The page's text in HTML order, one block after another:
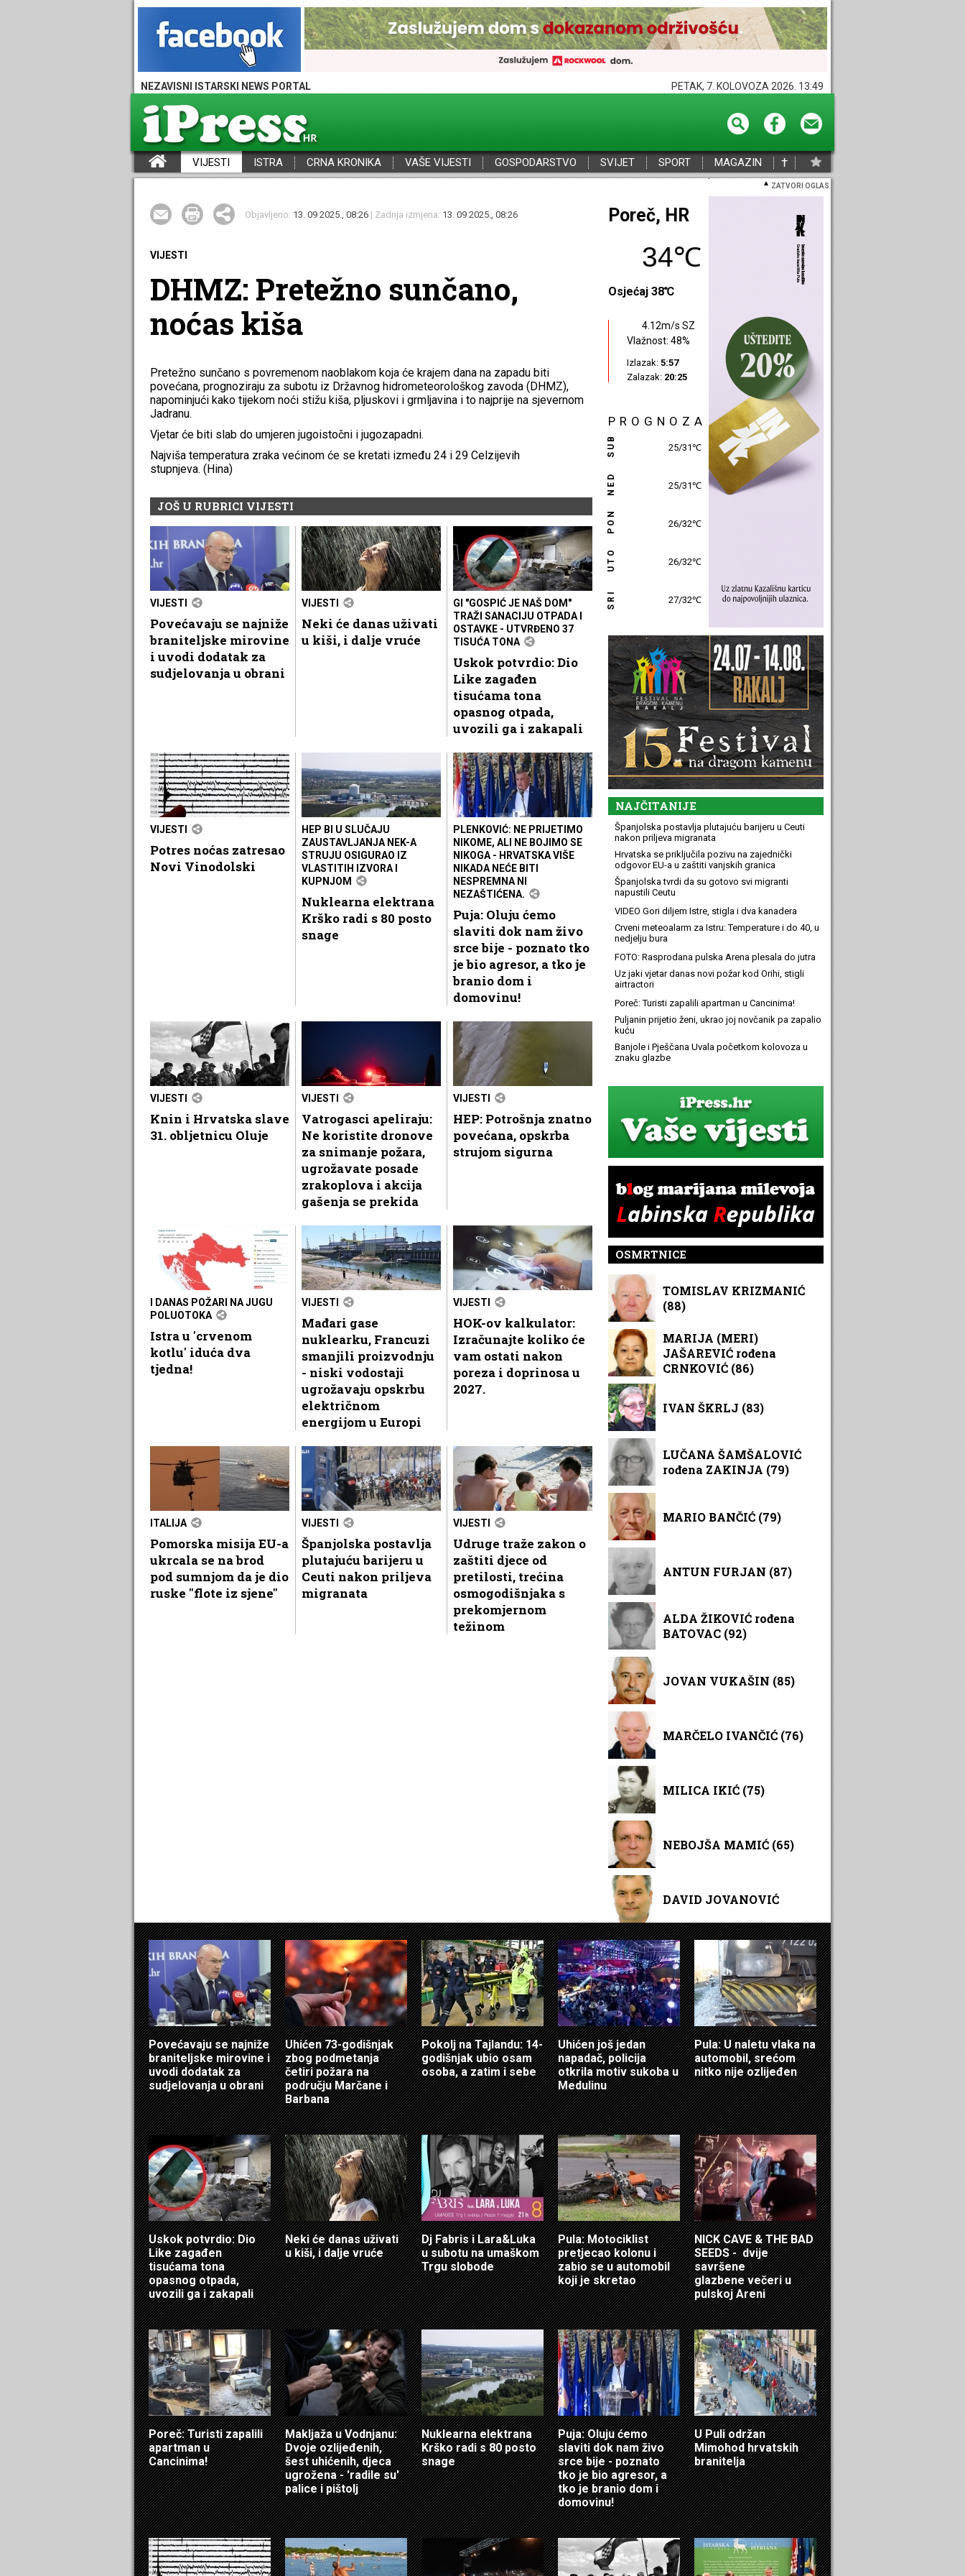
NEZAVISNI ISTARSKI NEWS PORTAL PETAK, 7. KOLOVOZA 2026. 13:49
VIJESTI ISTRA CRNA KRONIKA VAŠE VIJESTI GOSPODARSTVO SVIJET SPORT MAGAZIN †
ZATVORI OGLAS
Objavljeno: 13. 09 2025., 08:26 | Zadnja izmjena: 13. 09 2025., 08:26
VIJESTI
DHMZ: Pretežno sunčano,
noćas kiša
Pretežno sunčano s povremenom naoblakom koja će krajem dana na zapadu biti
povećana, prognoziraju za subotu iz Državnog hidrometeorološkog zavoda (DHMZ),
napominjući kako tijekom noći stižu kiša, pljuskovi i grmljavina i to najprije na sjevernom
Jadranu.
Vjetar će biti slab do umjeren jugoistočni i jugozapadni.
Najviša temperatura zraka većinom će se kretati između 24 i 29 Celzijevih
stupnjeva. (Hina)
JOŠ U RUBRICI VIJESTI
VIJESTI
Povećavaju se najniže
braniteljske mirovine
i uvodi dodatak za
sudjelovanja u obrani
VIJESTI
Neki će danas uživati
u kiši, i dalje vruće
GI "GOSPIĆ JE NAŠ DOM"
TRAŽI SANACIJU OTPADA I
OSTAVKE - UTVRĐENO 37
TISUĆA TONA
Uskok potvrdio: Dio
Like zagađen
tisućama tona
opasnog otpada,
uvozili ga i zakapali
VIJESTI
Potres noćas zatresao
Novi Vinodolski
HEP BI U SLUČAJU
ZAUSTAVLJANJA NEK-A
STRUJU OSIGURAO IZ
VLASTITIH IZVORA I
KUPNJOM
Nuklearna elektrana
Krško radi s 80 posto
snage
PLENKOVIĆ: NE PRIJETIMO
NIKOME, ALI NE BOJIMO SE
NIKOGA - HRVATSKA VIŠE
NIKADA NEĆE BITI
NESPREMNA NI
NEZAŠTIĆENA.
Puja: Oluju ćemo
slaviti dok nam živo
srce bije - poznato tko
je bio agresor, a tko je
branio dom i
domovinu!
VIJESTI
Knin i Hrvatska slave
31. obljetnicu Oluje
VIJESTI
Vatrogasci apeliraju:
Ne koristite dronove
za snimanje požara,
ugrožavate posade
zrakoplova i akcija
gašenja se prekida
VIJESTI
HEP: Potrošnja znatno
povećana, opskrba
strujom sigurna
I DANAS POŽARI NA JUGU
POLUOTOKA
Istra u 'crvenom
kotlu' iduća dva
tjedna!
VIJESTI
Mađari gase
nuklearku, Francuzi
smanjili proizvodnju
- niski vodostaji
ugrožavaju opskrbu
električnom
energijom u Europi
VIJESTI
HOK-ov kalkulator:
Izračunajte koliko će
vam ostati nakon
poreza i doprinosa u
2027.
ITALIJA
Pomorska misija EU-a
ukrcala se na brod
pod sumnjom da je dio
ruske "flote iz sjene"
VIJESTI
Španjolska postavlja
plutajuću barijeru u
Ceuti nakon priljeva
migranata
VIJESTI
Udruge traže zakon o
zaštiti djece od
pretilosti, trećina
osmogodišnjaka s
prekomjernom
težinom
Poreč, HR
34℃
Osjećaj 38℃
4.12m/s SZ
Vlažnost: 48%
Izlazak: 5:57
Zalazak: 20:25
PROGNOZA
SUB 25/31℃
NED 25/31℃
PON 26/32℃
UTO 26/32℃
SRI 27/32℃
NAJČITANIJE
Španjolska postavlja plutajuću barijeru u Ceuti
nakon priljeva migranata
Hrvatska se priključila pozivu na zajednički
odgovor EU-a u zaštiti vanjskih granica
Španjolska tvrdi da su gotovo svi migranti
napustili Ceutu
VIDEO Gori diljem Istre, stigla i dva kanadera
Crveni meteoalarm za Istru: Temperature i do 40, u
nedjelju bura
FOTO: Rasprodana pulska Arena plesala do jutra
Uz jaki vjetar danas novi požar kod Orihi, stigli
airtractori
Poreč: Turisti zapalili apartman u Cancinima!
Puljanin prijetio ženi, ukrao joj novčanik pa zapalio
kuću
Banjole i Pješčana Uvala početkom kolovoza u
znaku glazbe
OSMRTNICE
TOMISLAV KRIZMANIĆ
(88)
MARIJA (MERI)
JAŠAREVIĆ rođena
CRNKOVIĆ (86)
IVAN ŠKRLJ (83)
LUČANA ŠAMŠALOVIĆ
rođena ZAKINJA (79)
MARIO BANČIĆ (79)
ANTUN FURJAN (87)
ALDA ŽIKOVIĆ rođena
BATOVAC (92)
JOVAN VUKAŠIN (85)
MARČELO IVANČIĆ (76)
MILICA IKIĆ (75)
NEBOJŠA MAMIĆ (65)
DAVID JOVANOVIĆ
Povećavaju se najniže
braniteljske mirovine i
uvodi dodatak za
sudjelovanja u obrani
Uhićen 73-godišnjak
zbog podmetanja
četiri požara na
području Marčane i
Barbana
Pokolj na Tajlandu: 14-
godišnjak ubio osam
osoba, a zatim i sebe
Uhićen još jedan
napadač, policija
otkrila motiv sukoba u
Medulinu
Pula: U naletu vlaka na
automobil, srećom
nitko nije ozlijeđen
Uskok potvrdio: Dio
Like zagađen
tisućama tona
opasnog otpada,
uvozili ga i zakapali
Neki će danas uživati
u kiši, i dalje vruće
Dj Fabris i Lara&Luka
u subotu na umaškom
Trgu slobode
Pula: Motociklist
pretjecao kolonu i
zabio se u automobil
koji je skretao
NICK CAVE & THE BAD
SEEDS - dvije
savršene
glazbene večeri u
pulskoj Areni
Poreč: Turisti zapalili
apartman u
Cancinima!
Makljaža u Vodnjanu:
Dvoje ozlijeđenih,
šest uhićenih, djeca
ugrožena - 'radile su'
palice i pištolj
Nuklearna elektrana
Krško radi s 80 posto
snage
Puja: Oluju ćemo
slaviti dok nam živo
srce bije - poznato
tko je bio agresor, a
tko je branio dom i
domovinu!
U Puli održan
Mimohod hrvatskih
branitelja